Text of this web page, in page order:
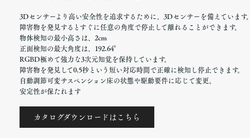
3Dセンサーより高い安全性を追求するために、3Dセンサーを備えています。
障害物を発見するとすぐに任意の角度で停止して離れることができます。
物体検知の最小高さは、2cm
正面検知の最大角度は、192.64°
RGBD極めて強力な3次元知覚を保持しています。
障害物を発見して0.5秒という短い対応時間で正確に検知し停止できます。
自動調節可変サスペンション床の状態や駆動要件に応じて変更。
安定性が保たれます
カタログダウンロードはこちら